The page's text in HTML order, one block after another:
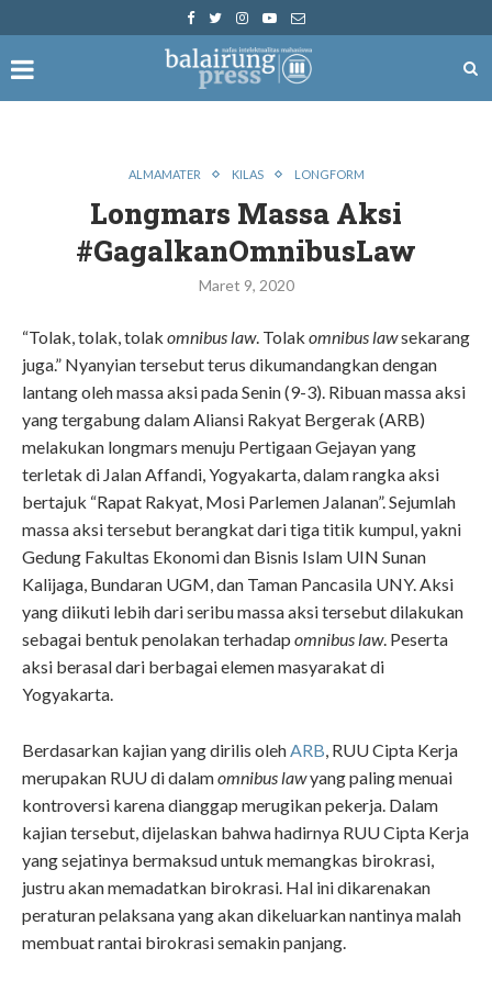
ALMAMATER KILAS LONGFORM
Longmars Massa Aksi
#GagalkanOmnibusLaw
Maret 9, 2020
“Tolak, tolak, tolak omnibus law. Tolak omnibus lawsekarang
juga.” Nyanyian tersebut terus dikumandangkan dengan
lantang oleh massa aksi pada Senin (9-3). Ribuan massa aksi
yang tergabung dalam Aliansi Rakyat Bergerak (ARB)
melakukan longmars menuju Pertigaan Gejayan yang
terletak di Jalan Affandi, Yogyakarta, dalam rangka aksi
bertajuk “Rapat Rakyat, Mosi Parlemen Jalanan”. Sejumlah
massa aksi tersebut berangkat dari tiga titik kumpul, yakni
Gedung Fakultas Ekonomi dan Bisnis Islam UIN Sunan
Kalijaga, Bundaran UGM, dan Taman Pancasila UNY. Aksi
yang diikuti lebih dari seribu massa aksi tersebut dilakukan
sebagai bentuk penolakan terhadap omnibus law. Peserta
aksi berasal dari berbagai elemen masyarakat di
Yogyakarta.
Berdasarkan kajian yang dirilis olehARB, RUU Cipta Kerja
merupakan RUU di dalamomnibus lawyang paling menuai
kontroversi karena dianggap merugikan pekerja. Dalam
kajian tersebut, dijelaskan bahwa hadirnya RUU Cipta Kerja
yang sejatinya bermaksud untuk memangkas birokrasi,
justru akan memadatkan birokrasi. Hal ini dikarenakan
peraturan pelaksana yang akan dikeluarkan nantinya malah
membuat rantai birokrasi semakin panjang.